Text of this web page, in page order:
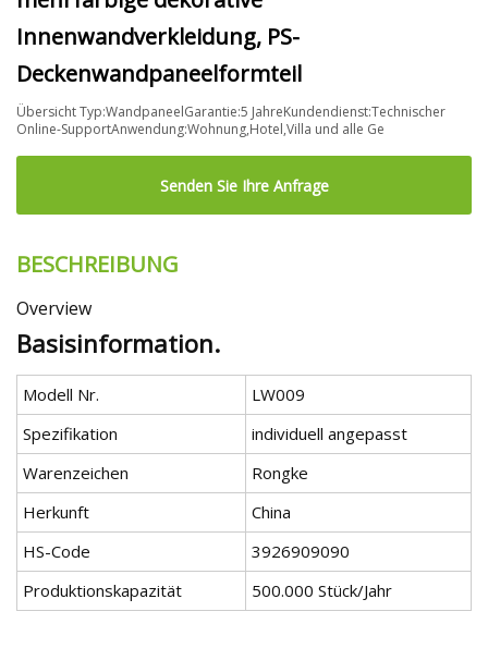
Innenwandverkleidung, PS-
Deckenwandpaneelformteil
Übersicht Typ:WandpaneelGarantie:5 JahreKundendienst:Technischer
Online-SupportAnwendung:Wohnung,Hotel,Villa und alle Ge
Senden Sie Ihre Anfrage
BESCHREIBUNG
Overview
Basisinformation.
Modell Nr.
LW009
Spezifikation
individuell angepasst
Warenzeichen
Rongke
Herkunft
China
HS-Code
3926909090
Produktionskapazität
500.000 Stück/Jahr